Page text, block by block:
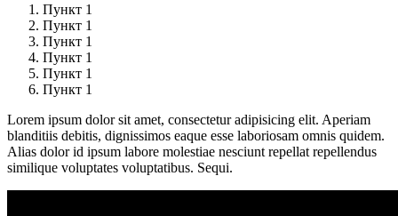
Пункт 1
Пункт 1
Пункт 1
Пункт 1
Пункт 1
Пункт 1
Lorem ipsum dolor sit amet, consectetur adipisicing elit. Aperiam
blanditiis debitis, dignissimos eaque esse laboriosam omnis quidem.
Alias dolor id ipsum labore molestiae nesciunt repellat repellendus
similique voluptates voluptatibus. Sequi.